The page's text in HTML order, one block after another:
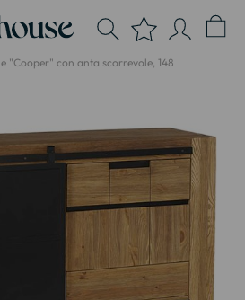
"Cooper" con anta scorrevole, 148